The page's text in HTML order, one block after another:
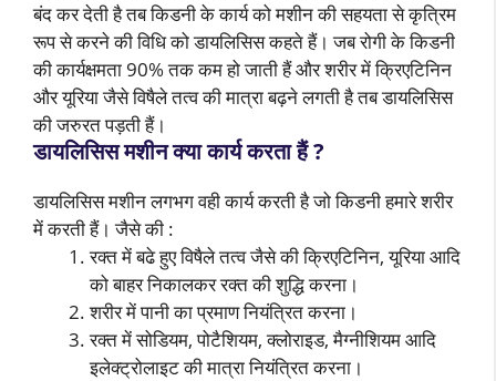
बंद कर देती है तब किडनी के कार्य को मशीन की सहयता से कृत्रिम
रूप से करने की विधि को डायलिसिस कहते हैं। जब रोगी के किडनी
की कार्यक्षमता 90% तक कम हो जाती हैं और शरीर में क्रिएटिनिन
और यूरिया जैसे विषैले तत्व की मात्रा बढ़ने लगती है तब डायलिसिस
की जरुरत पड़ती हैं।
डायलिसिस मशीन क्या कार्य करता हैं ?
डायलिसिस मशीन लगभग वही कार्य करती है जो किडनी हमारे शरीर
में करती हैं। जैसे की :
रक्त में बढे हुए विषैले तत्व जैसे की क्रिएटिनिन, यूरिया आदि
को बाहर निकालकर रक्त की शुद्धि करना।
शरीर में पानी का प्रमाण नियंत्रित करना।
रक्त में सोडियम, पोटैशियम, क्लोराइड, मैग्नीशियम आदि
इलेक्ट्रोलाइट की मात्रा नियंत्रित करना।